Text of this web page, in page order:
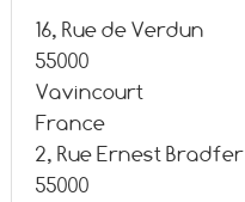
16, Rue de Verdun
55000
Vavincourt
France
2, Rue Ernest Bradfer
55000